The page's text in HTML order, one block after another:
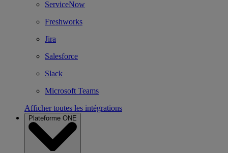
ServiceNow
Freshworks
Jira
Salesforce
Slack
Microsoft Teams
Afficher toutes les intégrations
Plateforme ONE